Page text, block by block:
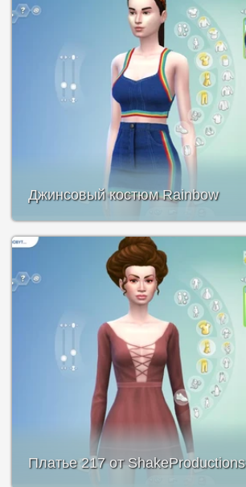
Джинсовый костюм Rainbow
Платье 217 от ShakeProductions